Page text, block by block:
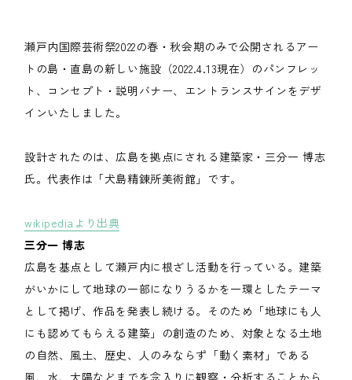
瀬戸内国際芸術祭2022の春・秋会期のみで公開されるアー
トの島・直島の新しい施設（2022.4.13現在）のパンフレッ
ト、コンセプト・説明バナー、エントランスサインをデザ
インいたしました。
設計されたのは、広島を拠点にされる建築家・三分一 博志
氏。代表作は「犬島精錬所美術館」です。
wikipediaより出典
三分一 博志
広島を基点として瀬戸内に根ざし活動を行っている。建築
がいかにして地球の一部になりうるかを一環としたテーマ
として掲げ、作品を発表し続ける。そのため「地球にも人
にも認めてもらえる建築」の創造のため、対象となる土地
の自然、風土、歴史、人のみならず「動く素材」である